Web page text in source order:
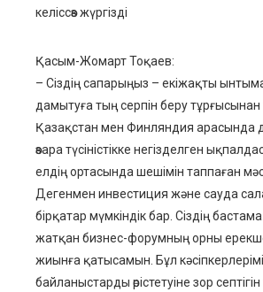
келіссөз жүргізді
Қасым-Жомарт Тоқаев:
– Сіздің сапарыңыз – екіжақты
дамытуға тың серпін беру тұрғысынан
Қазақстан мен Финляндия арасында
өзара түсіністікке негізделген
елдің ортасында шешімін таппаған
Дегенмен инвестиция және сауда
бірқатар мүмкіндік бар. Сіздің
жатқан бизнес-форумның орны
жиынға қатысамын. Бұл
байланыстарды өрістетуіне зор септігін